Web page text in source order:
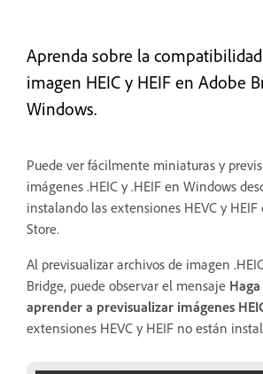
Aprenda sobre la
imagen HEIC y HEIF en Adobe
Windows.
Puede ver fácilmente miniaturas y
imágenes .HEIC y .HEIF en Windows
instalando las extensiones HEVC y
Store.
Al previsualizar archivos de imagen
Bridge, puede observar el mensaje
aprender a previsualizar imágenes
extensiones HEVC y HEIF no están